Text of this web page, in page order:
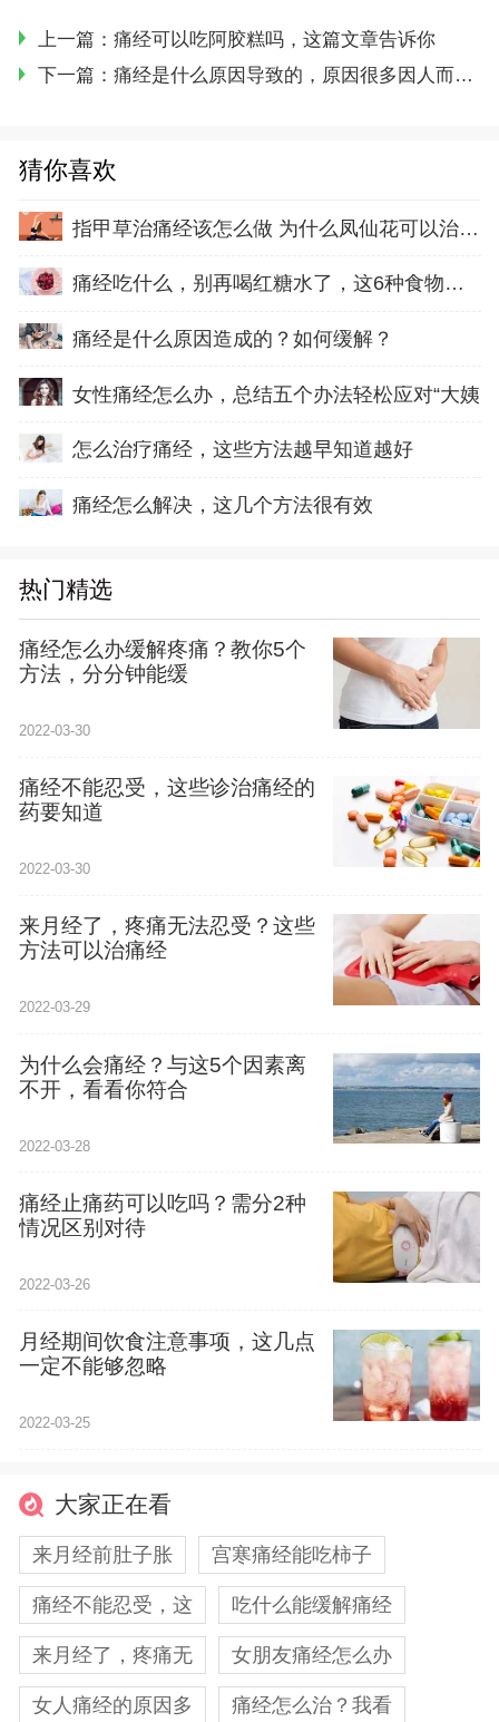
上一篇： 痛经可以吃阿胶糕吗，这篇文章告诉你
下一篇： 痛经是什么原因导致的，原因很多因人而异，对症治疗需全面检查
猜你喜欢
指甲草治痛经该怎么做 为什么凤仙花可以治疗痛
痛经吃什么，别再喝红糖水了，这6种食物帮你缓
痛经是什么原因造成的？如何缓解？
女性痛经怎么办，总结五个办法轻松应对“大姨
怎么治疗痛经，这些方法越早知道越好
痛经怎么解决，这几个方法很有效
热门精选
痛经怎么办缓解疼痛？教你5个
方法，分分钟能缓
2022-03-30
痛经不能忍受，这些诊治痛经的
药要知道
2022-03-30
来月经了，疼痛无法忍受？这些
方法可以治痛经
2022-03-29
为什么会痛经？与这5个因素离
不开，看看你符合
2022-03-28
痛经止痛药可以吃吗？需分2种
情况区别对待
2022-03-26
月经期间饮食注意事项，这几点
一定不能够忽略
2022-03-25
大家正在看
来月经前肚子胀 宫寒痛经能吃柿子
痛经不能忍受，这 吃什么能缓解痛经
来月经了，疼痛无 女朋友痛经怎么办
女人痛经的原因多 痛经怎么治？我看